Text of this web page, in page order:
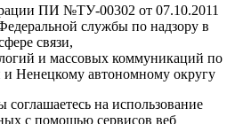
ПИ №ТУ-00302 от 07.10.2011
службы по надзору в
связи,
и массовых коммуникаций по
и Ненецкому автономному округу
на использование
с помощью сервисов веб